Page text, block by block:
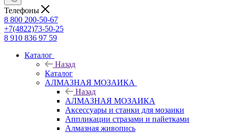
Телефоны
8 800 200-50-67
+7(4822)73-50-25
8 910 836 97 59
Каталог
Назад
Каталог
АЛМАЗНАЯ МОЗАИКА
Назад
АЛМАЗНАЯ МОЗАИКА
Аксессуары и станки для мозаики
Аппликации стразами и пайетками
Алмазная живопись